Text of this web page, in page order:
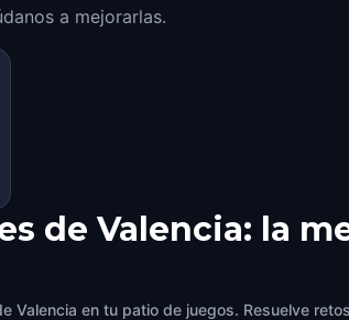
a mejorarlas.
de Valencia: la
Valencia en tu patio de juegos. Resuelve